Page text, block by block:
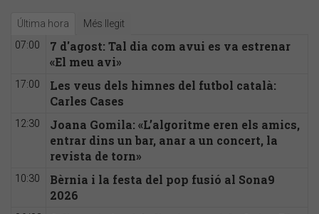
Última hora Més llegit
07:00
7 d'agost: Tal dia com avui es va estrenar
«El meu avi»
17:00
Les veus dels himnes del futbol català:
Carles Cases
12:30
Joana Gomila: «L’algoritme eren els amics,
entrar dins un bar, anar a un concert, la
revista de torn»
10:30
Bèrnia i la festa del pop fusió al Sona9
2026